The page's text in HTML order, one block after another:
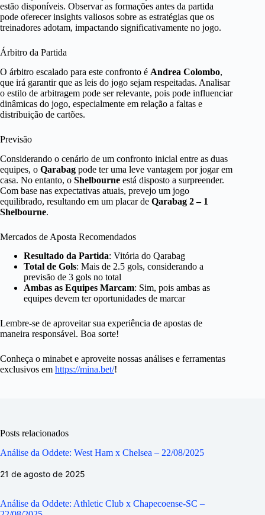
estão disponíveis. Observar as formações antes da partida
pode oferecer insights valiosos sobre as estratégias que os
treinadores adotam, impactando significativamente no jogo.
Árbitro da Partida
O árbitro escalado para este confronto é Andrea Colombo,
que irá garantir que as leis do jogo sejam respeitadas. Analisar
o estilo de arbitragem pode ser relevante, pois pode influenciar
dinâmicas do jogo, especialmente em relação a faltas e
distribuição de cartões.
Previsão
Considerando o cenário de um confronto inicial entre as duas
equipes, o Qarabag pode ter uma leve vantagem por jogar em
casa. No entanto, o Shelbourne está disposto a surpreender.
Com base nas expectativas atuais, prevejo um jogo
equilibrado, resultando em um placar de Qarabag 2 – 1
Shelbourne.
Mercados de Aposta Recomendados
Resultado da Partida: Vitória do Qarabag
Total de Gols: Mais de 2.5 gols, considerando a
previsão de 3 gols no total
Ambas as Equipes Marcam: Sim, pois ambas as
equipes devem ter oportunidades de marcar
Lembre-se de aproveitar sua experiência de apostas de
maneira responsável. Boa sorte!
Conheça o minabet e aproveite nossas análises e ferramentas
exclusivos em https://mina.bet/!
Posts relacionados
Análise da Oddete: West Ham x Chelsea – 22/08/2025
21 de agosto de 2025
Análise da Oddete: Athletic Club x Chapecoense-SC –